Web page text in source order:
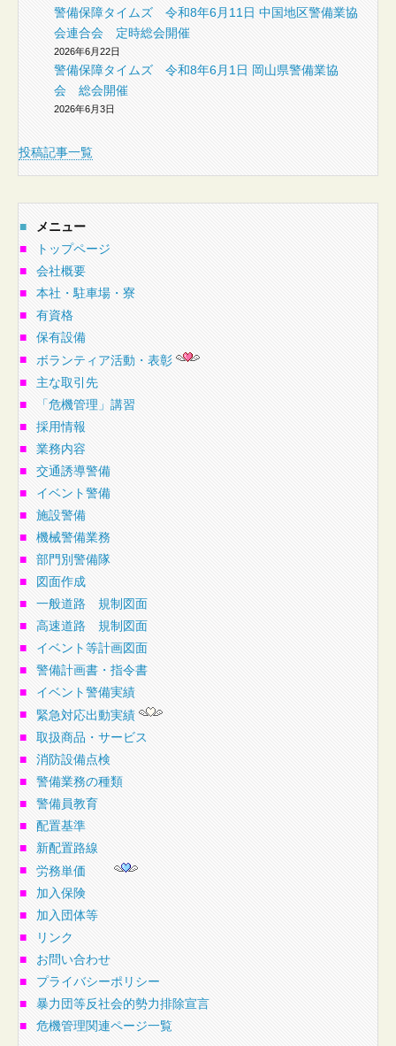
警備保障タイムズ 令和8年6月11日 中国地区警備業協
会連合会 定時総会開催
2026年6月22日
警備保障タイムズ 令和8年6月1日 岡山県警備業協
会 総会開催
2026年6月3日
投稿記事一覧
■
メニュー
■
トップページ
■
会社概要
■
本社・駐車場・寮
■
有資格
■
保有設備
■
ボランティア活動・表彰
■
主な取引先
■
「危機管理」講習
■
採用情報
■
業務内容
■
交通誘導警備
■
イベント警備
■
施設警備
■
機械警備業務
■
部門別警備隊
■
図面作成
■
一般道路 規制図面
■
高速道路 規制図面
■
イベント等計画図面
■
警備計画書・指令書
■
イベント警備実績
■
緊急対応出動実績
■
取扱商品・サービス
■
消防設備点検
■
警備業務の種類
■
警備員教育
■
配置基準
■
新配置路線
■
労務単価
■
加入保険
■
加入団体等
■
リンク
■
お問い合わせ
■
プライバシーポリシー
■
暴力団等反社会的勢力排除宣言
■
危機管理関連ページ一覧